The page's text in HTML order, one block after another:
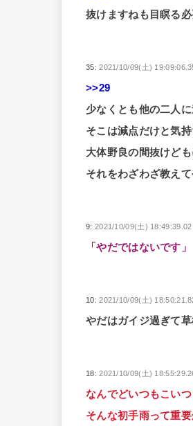
抜けますねも目瞑る
35:2021/10/09(土)
>>29
少なくとも他の二人
そこは減点だけと気
大体野良の間抜けど
それをわざわざ教え
9: 2021/10/09(土)
「やだではないです」
10:2021/10/09(土)
やだはガイジ過ぎて
18:2021/10/09(土)
なんでどいつもこい
そんな初手雨って重要